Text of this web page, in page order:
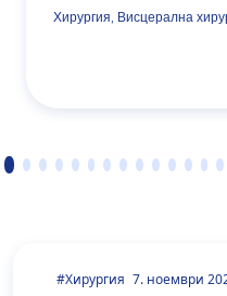
Хирургия, Висцерална
#Хирургия 7. ноември